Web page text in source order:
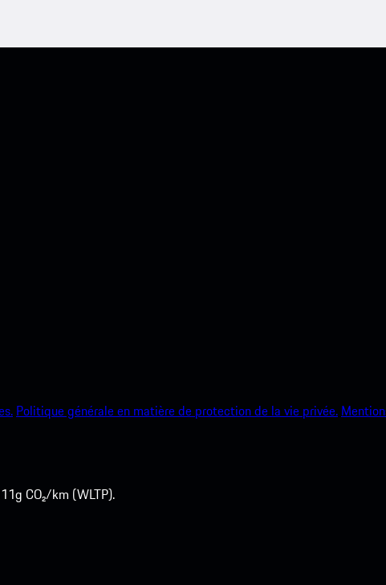
Politique générale en matière de protection de la vie privée.
CO₂/km (WLTP).